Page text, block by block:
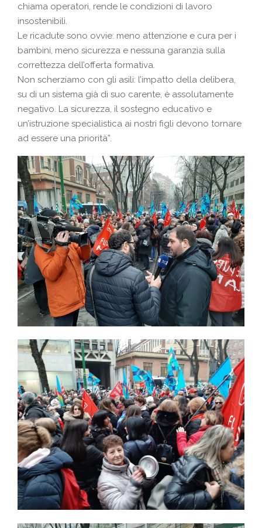
chiama operatori, rende le condizioni di lavoro
insostenibili.
Le ricadute sono ovvie: meno attenzione e cura per i
bambini, meno sicurezza e nessuna garanzia sulla
correttezza dell’offerta formativa.
Non scherziamo con gli asili: l’impatto della delibera,
su di un sistema già di suo carente, è assolutamente
negativo. La sicurezza, il sostegno educativo e
un’istruzione specialistica ai nostri figli devono tornare
ad essere una priorità”.